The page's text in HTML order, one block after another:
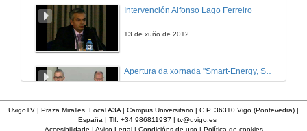
Intervención Alfonso Lago Ferreiro
13 de xuño de 2012
Apertura da xornada "Smart-Energy, Smart-City"
UvigoTV | Praza Miralles. Local A3A | Campus Universitario | C.P. 36310 Vigo (Pontevedra) |
España | Tlf: +34 986811937 | tv@uvigo.es
Accesibilidade | Aviso Legal| Condicións de uso| Política de cookies